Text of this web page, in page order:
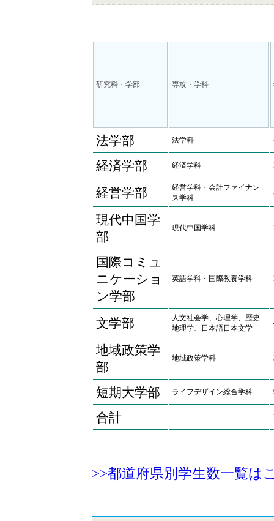
研究科・学部 専攻・学科
法学部 法学科
経済学部 経済学科
経営学部
経営学科・会計ファイナン
ス学科
現代中国学
部
現代中国学科
国際コミュ
ニケーショ
ン学部
英語学科・国際教養学科
文学部
人文社会学、心理学、歴史
地理学、日本語日本文学
地域政策学
部
地域政策学科
短期大学部 ライフデザイン総合学科
合計
>>都道府県別学生数一覧は